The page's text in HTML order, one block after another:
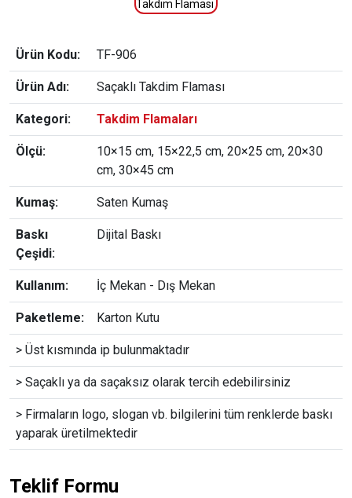
Ürün Kodu: TF-906
Ürün Adı: Saçaklı Takdim Flaması
Kategori: Takdim Flamaları
Ölçü:
10×15 cm, 15×22,5 cm, 20×25 cm, 20×30
cm, 30×45 cm
Kumaş: Saten Kumaş
Baskı
Çeşidi:
Dijital Baskı
Kullanım: İç Mekan - Dış Mekan
Paketleme: Karton Kutu
> Üst kısmında ip bulunmaktadır
> Saçaklı ya da saçaksız olarak tercih edebilirsiniz
> Firmaların logo, slogan vb. bilgilerini tüm renklerde baskı
yaparak üretilmektedir
Teklif Formu